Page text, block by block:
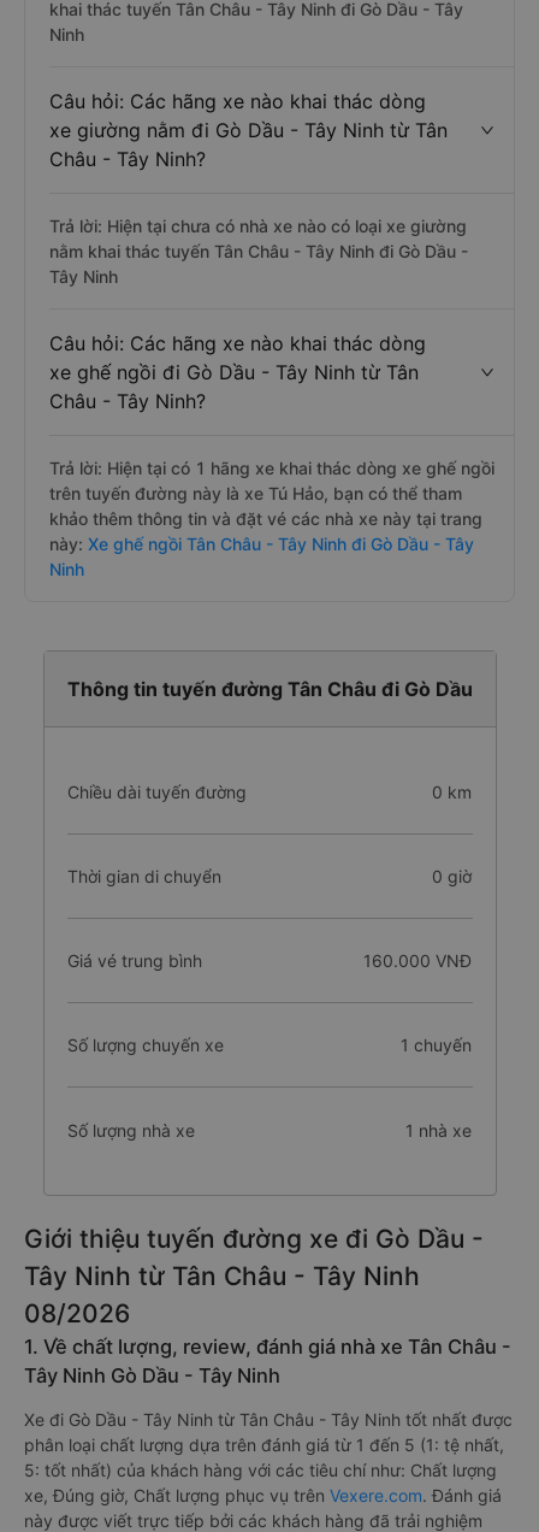
khai thác tuyến Tân Châu - Tây Ninh đi Gò Dầu - Tây
Ninh
Câu hỏi: Các hãng xe nào khai thác dòng
xe giường nằm đi Gò Dầu - Tây Ninh từ Tân
Châu - Tây Ninh?
Trả lời: Hiện tại chưa có nhà xe nào có loại xe giường
nằm khai thác tuyến Tân Châu - Tây Ninh đi Gò Dầu -
Tây Ninh
Câu hỏi: Các hãng xe nào khai thác dòng
xe ghế ngồi đi Gò Dầu - Tây Ninh từ Tân
Châu - Tây Ninh?
Trả lời: Hiện tại có 1 hãng xe khai thác dòng xe ghế ngồi
trên tuyến đường này là xe Tú Hảo, bạn có thể tham
khảo thêm thông tin và đặt vé các nhà xe này tại trang
này: Xe ghế ngồi Tân Châu - Tây Ninh đi Gò Dầu - Tây
Ninh
Thông tin tuyến đường Tân Châu đi Gò Dầu
Chiều dài tuyến đường 0 km
Thời gian di chuyển 0 giờ
Giá vé trung bình 160.000 VNĐ
Số lượng chuyến xe 1 chuyến
Số lượng nhà xe 1 nhà xe
Giới thiệu tuyến đường xe đi Gò Dầu -
Tây Ninh từ Tân Châu - Tây Ninh
08/2026
1. Về chất lượng, review, đánh giá nhà xe Tân Châu -
Tây Ninh Gò Dầu - Tây Ninh
Xe đi Gò Dầu - Tây Ninh từ Tân Châu - Tây Ninh tốt nhất được
phân loại chất lượng dựa trên đánh giá từ 1 đến 5 (1: tệ nhất,
5: tốt nhất) của khách hàng với các tiêu chí như: Chất lượng
xe, Đúng giờ, Chất lượng phục vụ trên Vexere.com. Đánh giá
này được viết trực tiếp bởi các khách hàng đã trải nghiệm